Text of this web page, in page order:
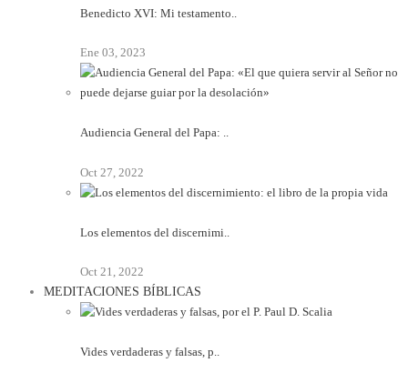
Benedicto XVI: Mi testamento..
Ene 03, 2023
Audiencia General del Papa: ..
Oct 27, 2022
Los elementos del discernimi..
Oct 21, 2022
MEDITACIONES BÍBLICAS
Vides verdaderas y falsas, p..